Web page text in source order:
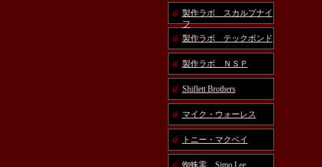
製作ラボ スカルプナイ
フ
製作ラボ テックボンド
製作ラボ ＮＳＰ
Shiflett Brothers
マイク・ウォーレス
トニー・マクベイ
蜘蛛零 Simo Lee